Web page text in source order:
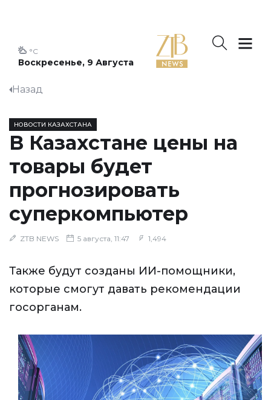
Воскресенье, 9 Августа
°C
Назад
НОВОСТИ КАЗАХСТАНА
В Казахстане цены на
товары будет
прогнозировать
суперкомпьютер
ZTB NEWS 5 августа, 11:47 1,494
Также будут созданы ИИ-помощники,
которые смогут давать рекомендации
госорганам.